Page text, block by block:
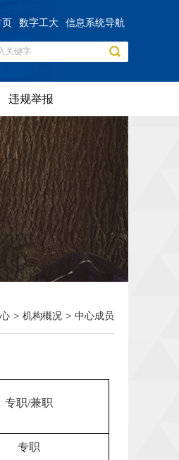
页 数字工大 信息系统导航
违规举报
> 机构概况 > 中心成员
专职/兼职
专职